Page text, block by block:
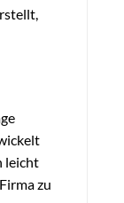
leicht
zu